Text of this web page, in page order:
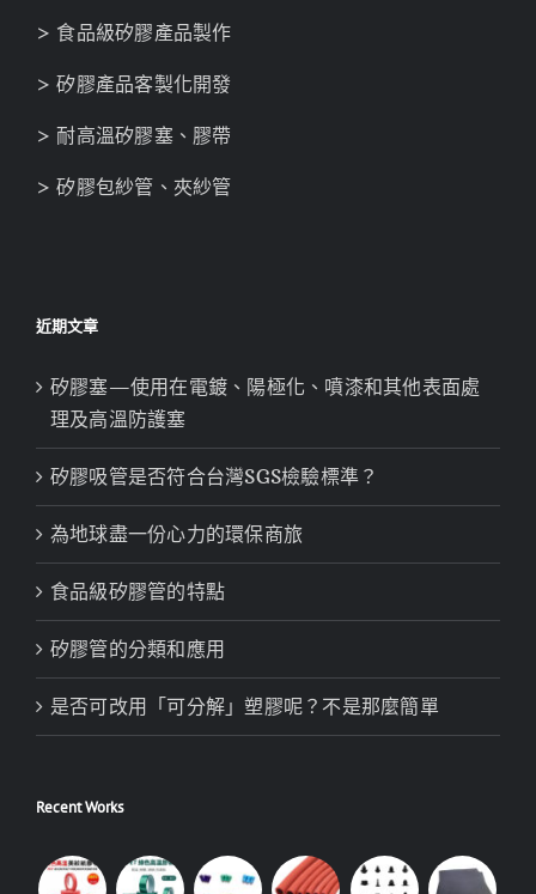
> 食品級矽膠產品製作
> 矽膠產品客製化開發
> 耐高溫矽膠塞、膠帶
> 矽膠包紗管、夾紗管
近期文章
矽膠塞—使用在電鍍、陽極化、噴漆和其他表面處
理及高溫防護塞
矽膠吸管是否符合台灣SGS檢驗標準？
為地球盡一份心力的環保商旅
食品級矽膠管的特點
矽膠管的分類和應用
是否可改用「可分解」塑膠呢？不是那麼簡單
Recent Works